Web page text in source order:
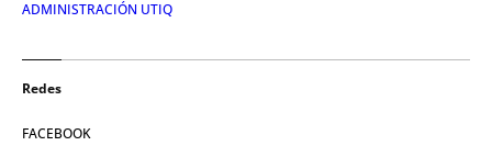
ADMINISTRACIÓN UTIQ
Redes
FACEBOOK